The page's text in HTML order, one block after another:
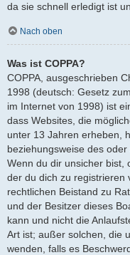
da sie schnell erledigt ist
Nach oben
Was ist COPPA?
COPPA, ausgeschrieben
1998 (deutsch: Gesetz
im Internet von 1998) ist
dass Websites, die
unter 13 Jahren erheben,
beziehungsweise des
Wenn du dir unsicher bist,
der du dich zu registrieren
rechtlichen Beistand zu
und der Besitzer dieses
kann und nicht die
Art ist; außer solchen, die
wenden, falls es